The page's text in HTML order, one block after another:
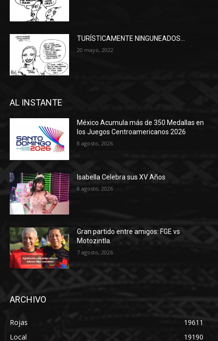
TURÍSTICAMENTE NINGUNEADOS…
20 mayo, 2022
AL INSTANTE
México Acumula más de 350 Medallas en
los Juegos Centroamericanos 2026
8 agosto, 2026
Isabella Celebra sus XV Años
8 agosto, 2026
Gran partido entre amigos: FGE vs
Motozintla.
7 agosto, 2026
ARCHIVO
Rojas
19611
Local
19190